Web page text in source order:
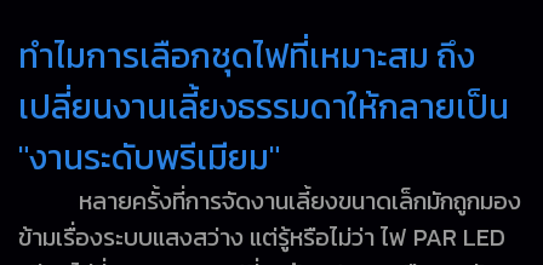
ทำไมการเลือกชุดไฟที่เหมาะสม ถึง
เปลี่ยนงานเลี้ยงธรรมดาให้กลายเป็น
"งานระดับพรีเมียม"
หลายครั้งที่การจัดงานเลี้ยงขนาดเล็กมักถูกมอง
ข้ามเรื่องระบบแสงสว่าง แต่รู้หรือไม่ว่า ไฟ PAR LED